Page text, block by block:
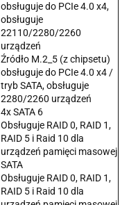
obsługuje do PCIe 4.0 x4,
obsługuje
22110/2280/2260
urządzeń
Źródło M.2_5 (z chipsetu)
obsługuje do PCIe 4.0 x4 /
tryb SATA, obsługuje
2280/2260 urządzeń
4x SATA 6
Obsługuje RAID 0, RAID 1,
RAID 5 i Raid 10 dla
urządzeń pamięci masowej
SATA
Obsługuje RAID 0, RAID 1,
RAID 5 i Raid 10 dla